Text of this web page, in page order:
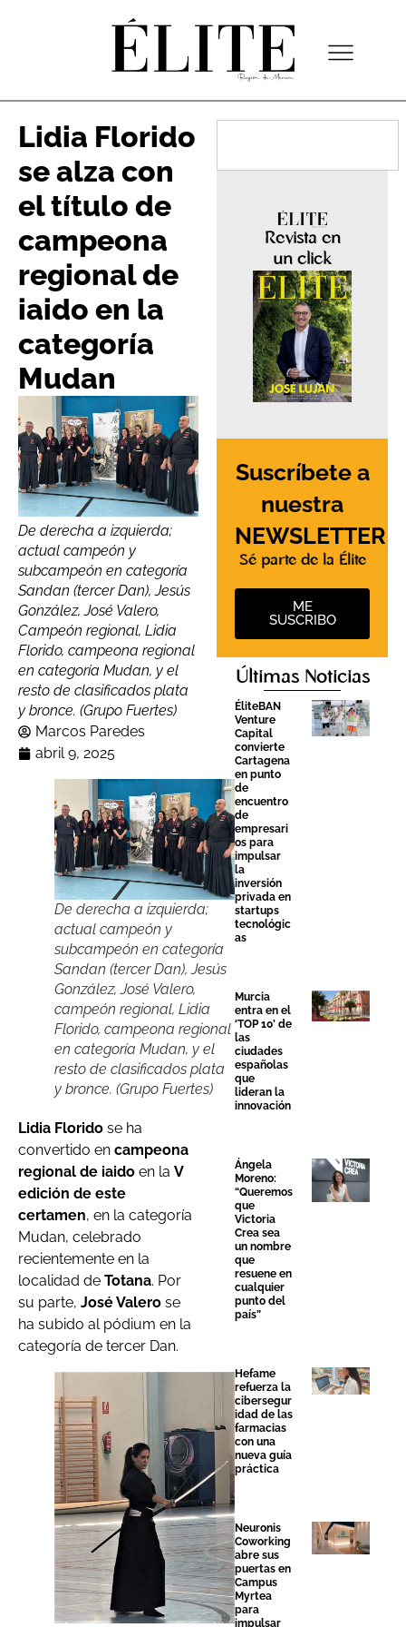
Lidia Florido
se alza con
el título de
campeona
regional de
iaido en la
categoría
Mudan
De derecha a izquierda;
actual campeón y
subcampeón en categoría
Sandan (tercer Dan), Jesús
González, José Valero,
Campeón regional, Lidia
Florido, campeona regional
en categoría Mudan, y el
resto de clasificados plata
y bronce. (Grupo Fuertes)
Marcos Paredes
abril 9, 2025
De derecha a izquierda;
actual campeón y
subcampeón en categoría
Sandan (tercer Dan), Jesús
González, José Valero,
campeón regional, Lidia
Florido, campeona regional
en categoría Mudan, y el
resto de clasificados plata
y bronce. (Grupo Fuertes)
Lidia Florido se ha
convertido en campeona
regional de iaido en la V
edición de este
certamen, en la categoría
Mudan, celebrado
recientemente en la
localidad de Totana. Por
su parte, José Valero se
ha subido al pódium en la
categoría de tercer Dan.
Revista en
un click
Suscríbete a
nuestra
NEWSLETTER
Sé parte de la Élite
ME
SUSCRIBO
Últimas Noticias
ÉliteBAN
Venture
Capital
convierte
Cartagena
en punto
de
encuentro
de
empresari
os para
impulsar
la
inversión
privada en
startups
tecnológic
as
Murcia
entra en el
‘TOP 10’ de
las
ciudades
españolas
que
lideran la
innovación
Ángela
Moreno:
“Queremos
que
Victoria
Crea sea
un nombre
que
resuene en
cualquier
punto del
país”
Hefame
refuerza la
cibersegur
idad de las
farmacias
con una
nueva guía
práctica
Neuronis
Coworking
abre sus
puertas en
Campus
Myrtea
para
impulsar